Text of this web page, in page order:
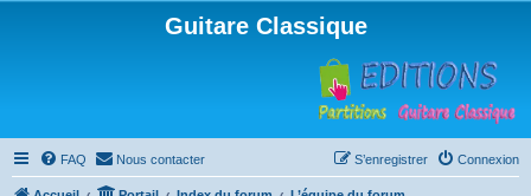
Guitare Classique
FAQ Nous contacter Connexion
S’enregistrer